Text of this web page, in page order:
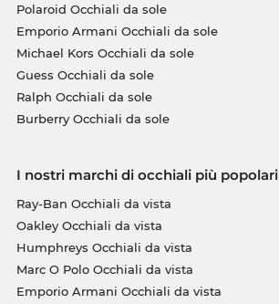
Polaroid Occhiali da sole
Emporio Armani Occhiali da sole
Michael Kors Occhiali da sole
Guess Occhiali da sole
Ralph Occhiali da sole
Burberry Occhiali da sole
I nostri marchi di occhiali più popolari
Ray-Ban Occhiali da vista
Oakley Occhiali da vista
Humphreys Occhiali da vista
Marc O Polo Occhiali da vista
Emporio Armani Occhiali da vista